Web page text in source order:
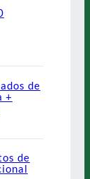
de
+
de